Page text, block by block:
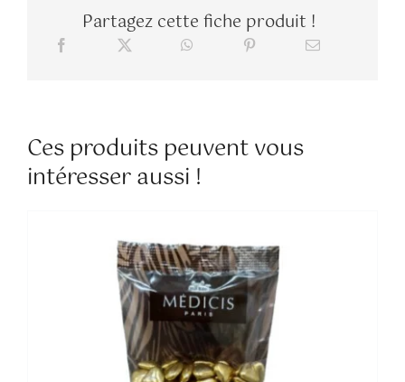
Partagez cette fiche produit !
Ces produits peuvent vous
intéresser aussi !